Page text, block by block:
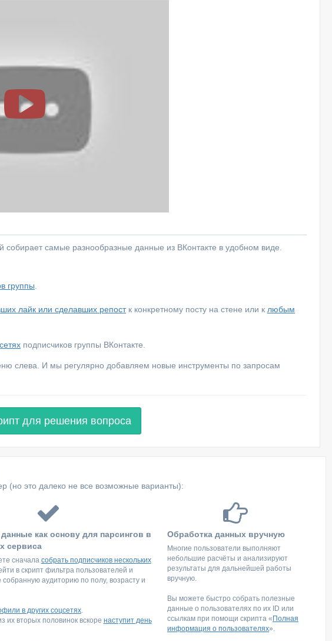
самые разнообразные данные из ВКонтакте в удобном виде.
группы
лайк или сделавших репостк конкретному посту на стене или к любым
подписчиков группы ВКонтакте.
слева. И мы регулярно добавляем новые инструменты по запросам
для решения вопроса
(но это далеко не все возможные варианты):
как основу для парсингов в
сервиса
сначала собрать подписчиков нескольких
в скрипт фильтра пользователей и
аудиторию по полу, возрасту и
в других соцсетях.
их вторых половинок вскоре наступит день
Обработка данных вручную
Многие пользователи выполняют
небольшие расчёты и анализируют
результаты для дальнейшей работы
вручную.
Вы можете быстро собрать полезные
данные о пользователях по их ID или
ссылкам при помощи скрипта « Полная
информация о пользователях».